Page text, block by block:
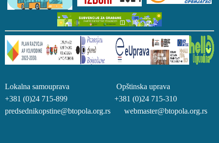
Lokalna samouprava Opštinska uprava
+381 (0)24 715-899 +381 (0)24 715-310
predsednikopstine@btopola.org.rs webmaster@btopola.org.rs